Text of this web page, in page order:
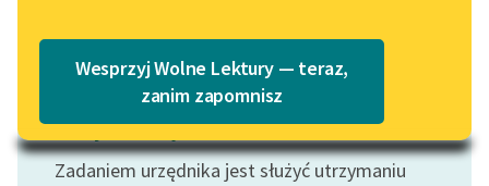
Lektury szkolne i klasyka
literatury do słuchania dla
uczennic i uczniów z
niepełnosprawnościami
Katalog w formacie PDF
Wesprzyj Wolne Lektury — teraz,
zanim zapomnisz
Motyw: Urzędnik
Zadaniem urzędnika jest służyć utrzymaniu